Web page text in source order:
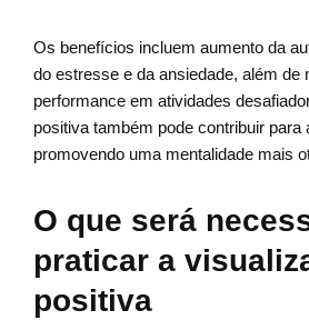
Os benefícios incluem aumento da
do estresse e da ansiedade, além de
performance em atividades
positiva também pode contribuir para
promovendo uma mentalidade mais
O que será
praticar a
positiva